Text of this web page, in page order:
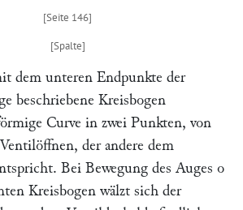
dem unteren Endpunkte der
beschriebene Kreisbogen
Curve in zwei Punkten, von
der andere dem
Bei Bewegung des Auges o
Kreisbogen wälzt sich der